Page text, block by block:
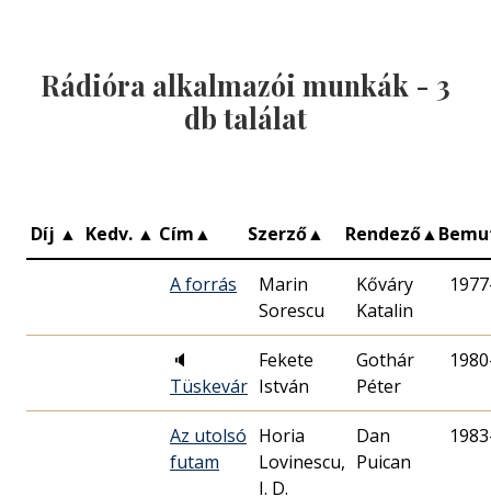
Rádióra alkalmazói munkák - 3
db találat
Díj ▲ Kedv. ▲ Cím▲ Szerző▲ Rendező▲
A forrás
Marin
Sorescu
Kőváry
Katalin
🔈
Tüskevár
Fekete
István
Gothár
Péter
Az utolsó
futam
Horia
Lovinescu,
I. D.
Dan
Puican